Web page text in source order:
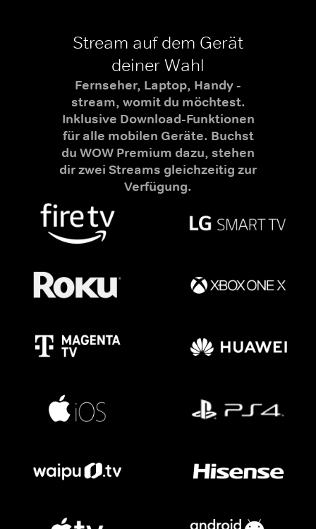
Stream auf dem Gerät
deiner Wahl
Fernseher, Laptop, Handy -
stream, womit du möchtest.
Inklusive Download-Funktionen
für alle mobilen Geräte. Buchst
du WOW Premium dazu, stehen
dir zwei Streams gleichzeitig zur
Verfügung.